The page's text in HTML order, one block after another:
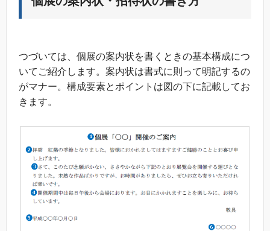
つづいては、個展の案内状を書くときの基本構成につ
いてご紹介します。案内状は書式に則って明記するの
がマナー。構成要素とポイントは図の下に記載してお
きます。